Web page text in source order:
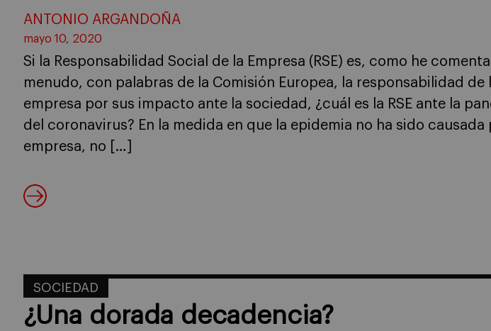
ANTONIO ARGANDOÑA
mayo 10, 2020
Si la Responsabilidad Social de la Empresa (RSE) es, como he
menudo, con palabras de la Comisión Europea, la responsabilidad de
empresa por sus impacto ante la sociedad, ¿cuál es la RSE ante la
del coronavirus? En la medida en que la epidemia no ha sido causada
empresa, no […]
SOCIEDAD
¿Una dorada decadencia?